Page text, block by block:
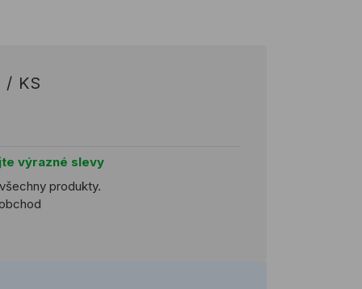
/ KS
výrazné slevy
produkty.